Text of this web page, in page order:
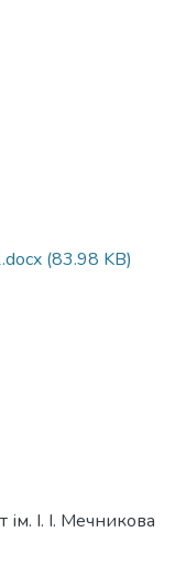
(83.98 KB)
І. І. Мечникова